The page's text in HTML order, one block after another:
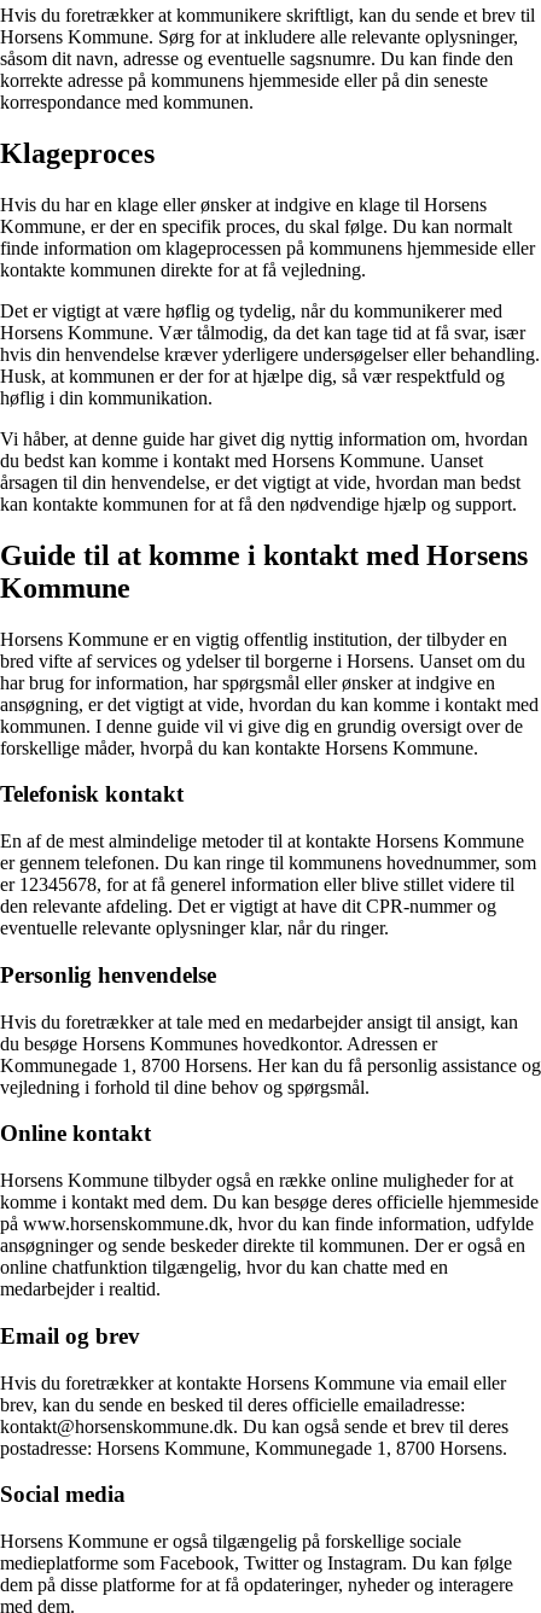
Hvis du foretrækker at kommunikere skriftligt, kan du sende et brev til
Horsens Kommune. Sørg for at inkludere alle relevante oplysninger,
såsom dit navn, adresse og eventuelle sagsnumre. Du kan finde den
korrekte adresse på kommunens hjemmeside eller på din seneste
korrespondance med kommunen.
Klageproces
Hvis du har en klage eller ønsker at indgive en klage til Horsens
Kommune, er der en specifik proces, du skal følge. Du kan normalt
finde information om klageprocessen på kommunens hjemmeside eller
kontakte kommunen direkte for at få vejledning.
Det er vigtigt at være høflig og tydelig, når du kommunikerer med
Horsens Kommune. Vær tålmodig, da det kan tage tid at få svar, især
hvis din henvendelse kræver yderligere undersøgelser eller behandling.
Husk, at kommunen er der for at hjælpe dig, så vær respektfuld og
høflig i din kommunikation.
Vi håber, at denne guide har givet dig nyttig information om, hvordan
du bedst kan komme i kontakt med Horsens Kommune. Uanset
årsagen til din henvendelse, er det vigtigt at vide, hvordan man bedst
kan kontakte kommunen for at få den nødvendige hjælp og support.
Guide til at komme i kontakt med Horsens
Kommune
Horsens Kommune er en vigtig offentlig institution, der tilbyder en
bred vifte af services og ydelser til borgerne i Horsens. Uanset om du
har brug for information, har spørgsmål eller ønsker at indgive en
ansøgning, er det vigtigt at vide, hvordan du kan komme i kontakt med
kommunen. I denne guide vil vi give dig en grundig oversigt over de
forskellige måder, hvorpå du kan kontakte Horsens Kommune.
Telefonisk kontakt
En af de mest almindelige metoder til at kontakte Horsens Kommune
er gennem telefonen. Du kan ringe til kommunens hovednummer, som
er 12345678, for at få generel information eller blive stillet videre til
den relevante afdeling. Det er vigtigt at have dit CPR-nummer og
eventuelle relevante oplysninger klar, når du ringer.
Personlig henvendelse
Hvis du foretrækker at tale med en medarbejder ansigt til ansigt, kan
du besøge Horsens Kommunes hovedkontor. Adressen er
Kommunegade 1, 8700 Horsens. Her kan du få personlig assistance og
vejledning i forhold til dine behov og spørgsmål.
Online kontakt
Horsens Kommune tilbyder også en række online muligheder for at
komme i kontakt med dem. Du kan besøge deres officielle hjemmeside
på www.horsenskommune.dk, hvor du kan finde information, udfylde
ansøgninger og sende beskeder direkte til kommunen. Der er også en
online chatfunktion tilgængelig, hvor du kan chatte med en
medarbejder i realtid.
Email og brev
Hvis du foretrækker at kontakte Horsens Kommune via email eller
brev, kan du sende en besked til deres officielle emailadresse:
kontakt@horsenskommune.dk. Du kan også sende et brev til deres
postadresse: Horsens Kommune, Kommunegade 1, 8700 Horsens.
Social media
Horsens Kommune er også tilgængelig på forskellige sociale
medieplatforme som Facebook, Twitter og Instagram. Du kan følge
dem på disse platforme for at få opdateringer, nyheder og interagere
med dem.